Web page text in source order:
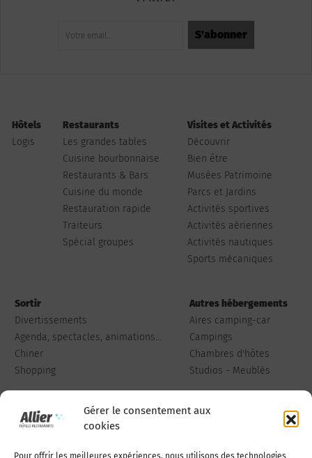
Gérer le consentement aux
cookies
Pour offrir les meilleures expériences, nous utilisons des technologies
Hôtels
Logis
Restaurants
Les grandes tables
Cuisine bourbonnaise
Restaurants & Bars
Cuisine du monde
Restauration rapide
Traiteurs
Spécial groupes
Visites et Activités
Découvrir
Bien être
Musées Patrimoine
Parcs et Jardins
Activités sportives
Activités aériennes
Activités nautiques
Sports mécaniques
Sortir
Divertissements
Agenda, spectacles, animations...
Chiner
Shopping
Autres hébergements
Aires camping-car
Campings
Chambres d'hôtes
Studios - Meublés